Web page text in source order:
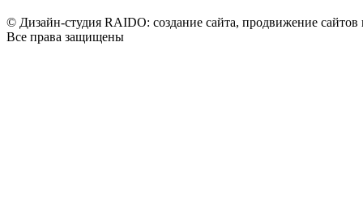
© Дизайн-студия RAIDO: создание сайта, продвижение сайтов
Все права защищены